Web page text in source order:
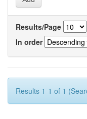
Results/Page
In order
Results 1-1 of 1